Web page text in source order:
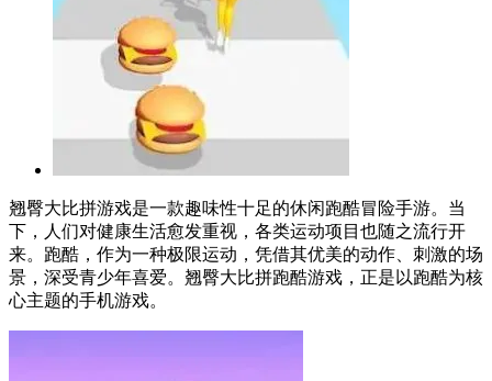
翘臀大比拼游戏是一款趣味性十足的休闲跑酷冒险手游。当
下，人们对健康生活愈发重视，各类运动项目也随之流行开
来。跑酷，作为一种极限运动，凭借其优美的动作、刺激的场
景，深受青少年喜爱。翘臀大比拼跑酷游戏，正是以跑酷为核
心主题的手机游戏。